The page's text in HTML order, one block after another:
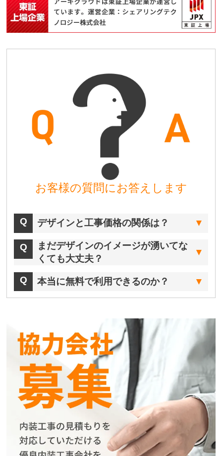
お客様の質問にお答えします
デザインと工事価格の関係は？
まだデザインのイメージが湧いてな
くても大丈夫？
本当に無料で利用できるのか？